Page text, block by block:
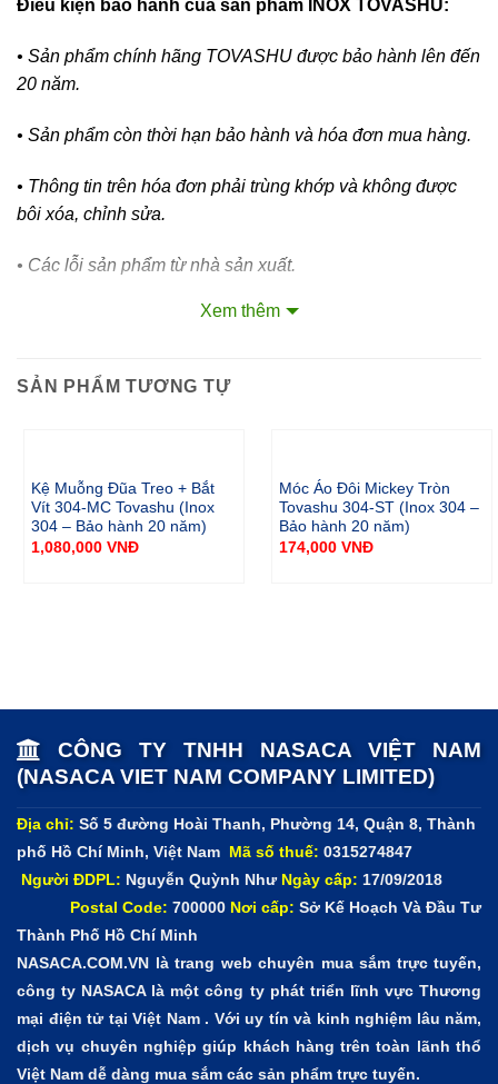
Điều kiện bảo hành của sản phẩm INOX TOVASHU:
• Sản phẩm chính hãng TOVASHU được bảo hành lên đến
20 năm.
• Sản phẩm còn thời hạn bảo hành và hóa đơn mua hàng.
• Thông tin trên hóa đơn phải trùng khớp và không được
bôi xóa, chỉnh sửa.
• Các lỗi sản phẩm từ nhà sản xuất.
M2
(inox 304)
M4
Móc áo L 4 móc
(inox 304)
375 x 47
M5
Móc áo L 5 móc
475 x 47
• Sản phẩm bị bị xước, trầy, móp méo qua thời gian trong
• Lau chùi bằng hóa chất làm hao mòn chất liệu.
• Tự ý độ chế, thay đổi hình dàng sản phẩm khác với sản
phẩm ban đầu
• Ngoài ra đối với trường hợp không bảo hành vẫn có thể
mua linh kiện thay thế chính hãng.
Hãy liên hệ với Nasaca
Việt Nam hoặc gọi hotline để được tư vấn thêm về chính
sách bảo hành.
Xem thêm
SẢN PHẨM TƯƠNG TỰ
Kệ Muỗng Đũa Treo + Bắt
Vít 304-MC Tovashu (Inox
304 – Bảo hành 20 năm)
1,080,000 VNĐ
Móc Áo Đôi Mickey Tròn
Tovashu 304-ST (Inox 304 –
Bảo hành 20 năm)
174,000 VNĐ
CÔNG TY TNHH NASACA VIỆT NAM
(NASACA VIET NAM COMPANY LIMITED)
Địa chỉ: Số 5 đường Hoài Thanh, Phường 14, Quận 8, Thành
phố Hồ Chí Minh, Việt Nam Mã số thuế: 0315274847
Người ĐDPL: Nguyễn Quỳnh Như Ngày cấp: 17/09/2018
Postal Code: 700000 Nơi cấp: Sở Kế Hoạch Và Đầu Tư
Thành Phố Hồ Chí Minh
NASACA.COM.VN là trang web chuyên mua sắm trực tuyến,
công ty NASACA là một công ty phát triển lĩnh vực Thương
mại điện tử tại Việt Nam . Với uy tín và kinh nghiệm lâu năm,
dịch vụ chuyên nghiệp giúp khách hàng trên toàn lãnh thổ
Việt Nam dễ dàng mua sắm các sản phẩm trực tuyến.